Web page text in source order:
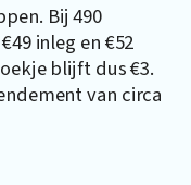
Bij 490
inleg en €52
blijft dus €3.
van circa